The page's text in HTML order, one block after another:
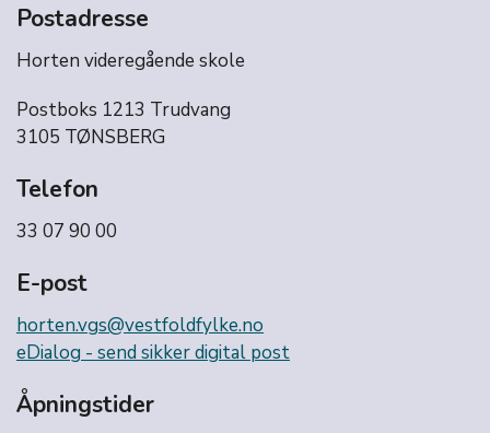
Postadresse
Horten videregående skole
Postboks 1213 Trudvang
3105 TØNSBERG
Telefon
33 07 90 00
E-post
horten.vgs@vestfoldfylke.no
eDialog - send sikker digital post
Åpningstider